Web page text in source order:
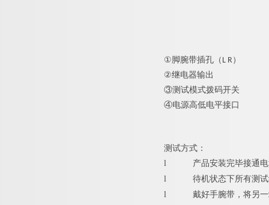
①脚腕带插孔（L R）
②继电器输出
③测试模式拨码开关
④电源高低电平接口
测试方式：
l
产品安装完毕接通
l
待机状态下所有测
l
戴好手腕带，将另